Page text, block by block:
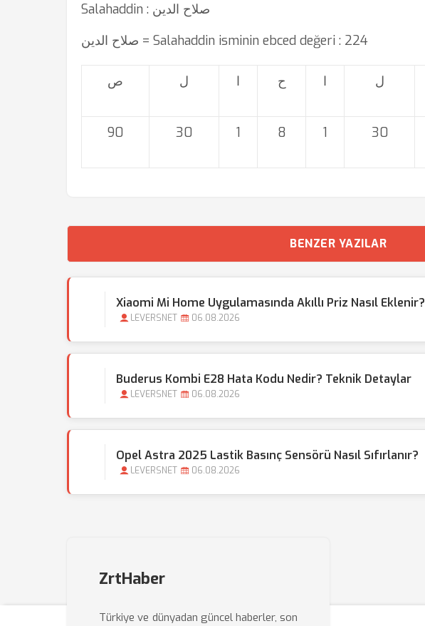
Salahaddin : صلاح الدین
صلاح الدین = Salahaddin isminin ebced değeri : 224
ص ل ا ح ا ل
90 30 1 8 1 30
BENZER YAZILAR
Xiaomi Mi Home Uygulamasında Akıllı Priz Nasıl Eklenir?
LEVERSNET 06.08.2026
Buderus Kombi E28 Hata Kodu Nedir? Teknik Detaylar
LEVERSNET 06.08.2026
Opel Astra 2025 Lastik Basınç Sensörü Nasıl Sıfırlanır?
LEVERSNET 06.08.2026
ZrtHaber
Türkiye ve dünyadan güncel haberler, son